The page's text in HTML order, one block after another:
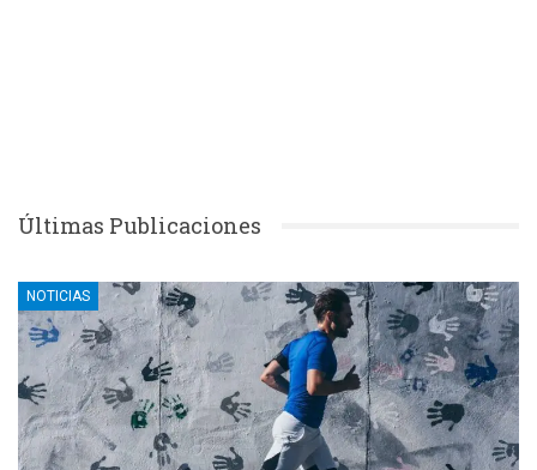
Últimas Publicaciones
NOTICIAS